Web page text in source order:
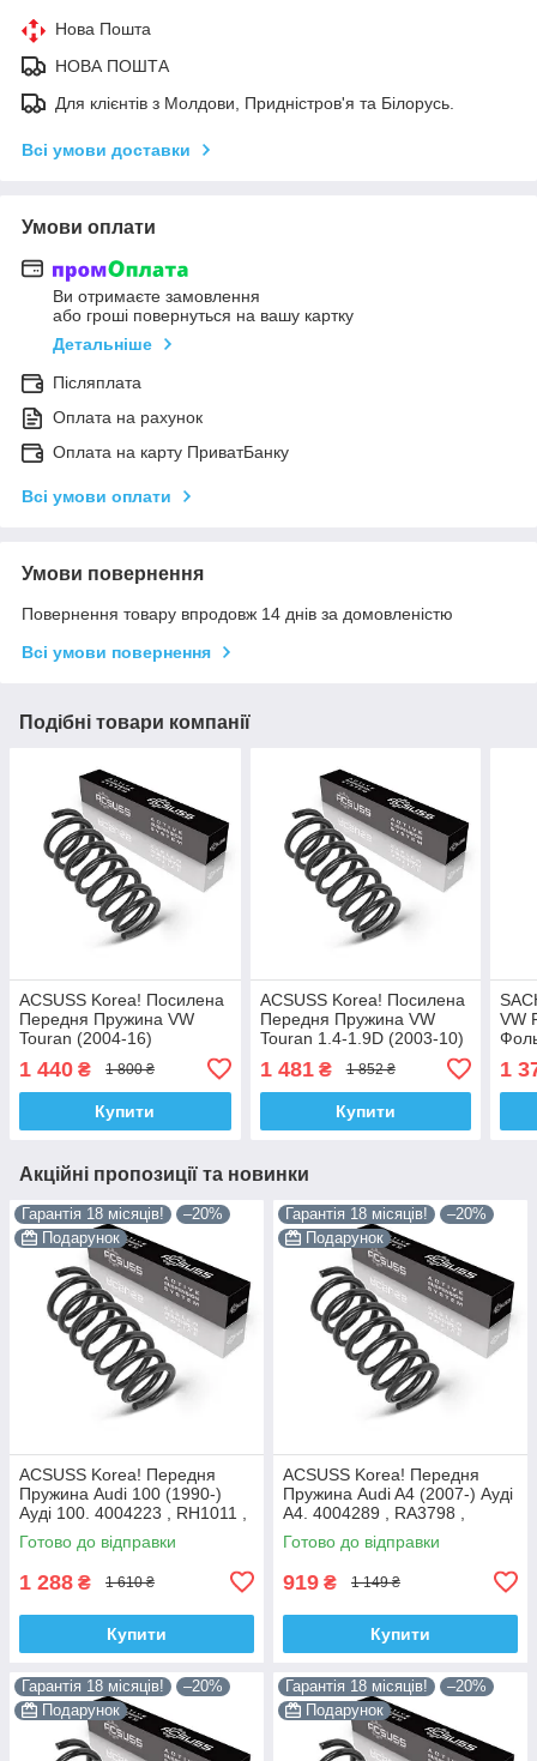
Нова Пошта
НОВА ПОШТА
Для клієнтів з Молдови, Придністров'я та Білорусь.
Всі умови доставки
Умови оплати
Ви отримаєте замовлення
або гроші повернуться на вашу картку
Детальніше
Післяплата
Оплата на рахунок
Оплата на карту ПриватБанку
Всі умови оплати
Умови повернення
Повернення товару впродовж 14 днів за домовленістю
Всі умови повернення
Подібні товари компанії
ACSUSS Korea! Посилена
Передня Пружина VW
Touran (2004-16)
4095094 , RH1722 ,
997845 Аксусс Корея
1 440 ₴ 1 800 ₴
Купити
ACSUSS Korea! Посилена
Передня Пружина VW
Touran 1.4-1.9D (2003-10)
4095067 , RH3550 ,
993056 Аксусс Корея
1 481₴ 1 852 ₴
Купити
VW
1
Акційні пропозиції та новинки
Гарантія 18 місяців!
–20%
Подарунок
ACSUSS Korea! Передня
Пружина Audi 100 (1990-)
Ауді 100. 4004223 , RH1011 ,
997224. Аксусс Корея
Готово до відправки
1 288 ₴ 1 610 ₴
Купити
Гарантія 18 місяців!
–20%
Подарунок
ACSUSS Korea! Передня
Пружина Audi A4 (2007-) Ауді
А4. 4004289 , RA3798 ,
993124. Аксусс Корея
Готово до відправки
919 ₴ 1 149 ₴
Купити
Гарантія 18 місяців!
–20%
Подарунок
Гарантія 18 місяців!
–20%
Подарунок